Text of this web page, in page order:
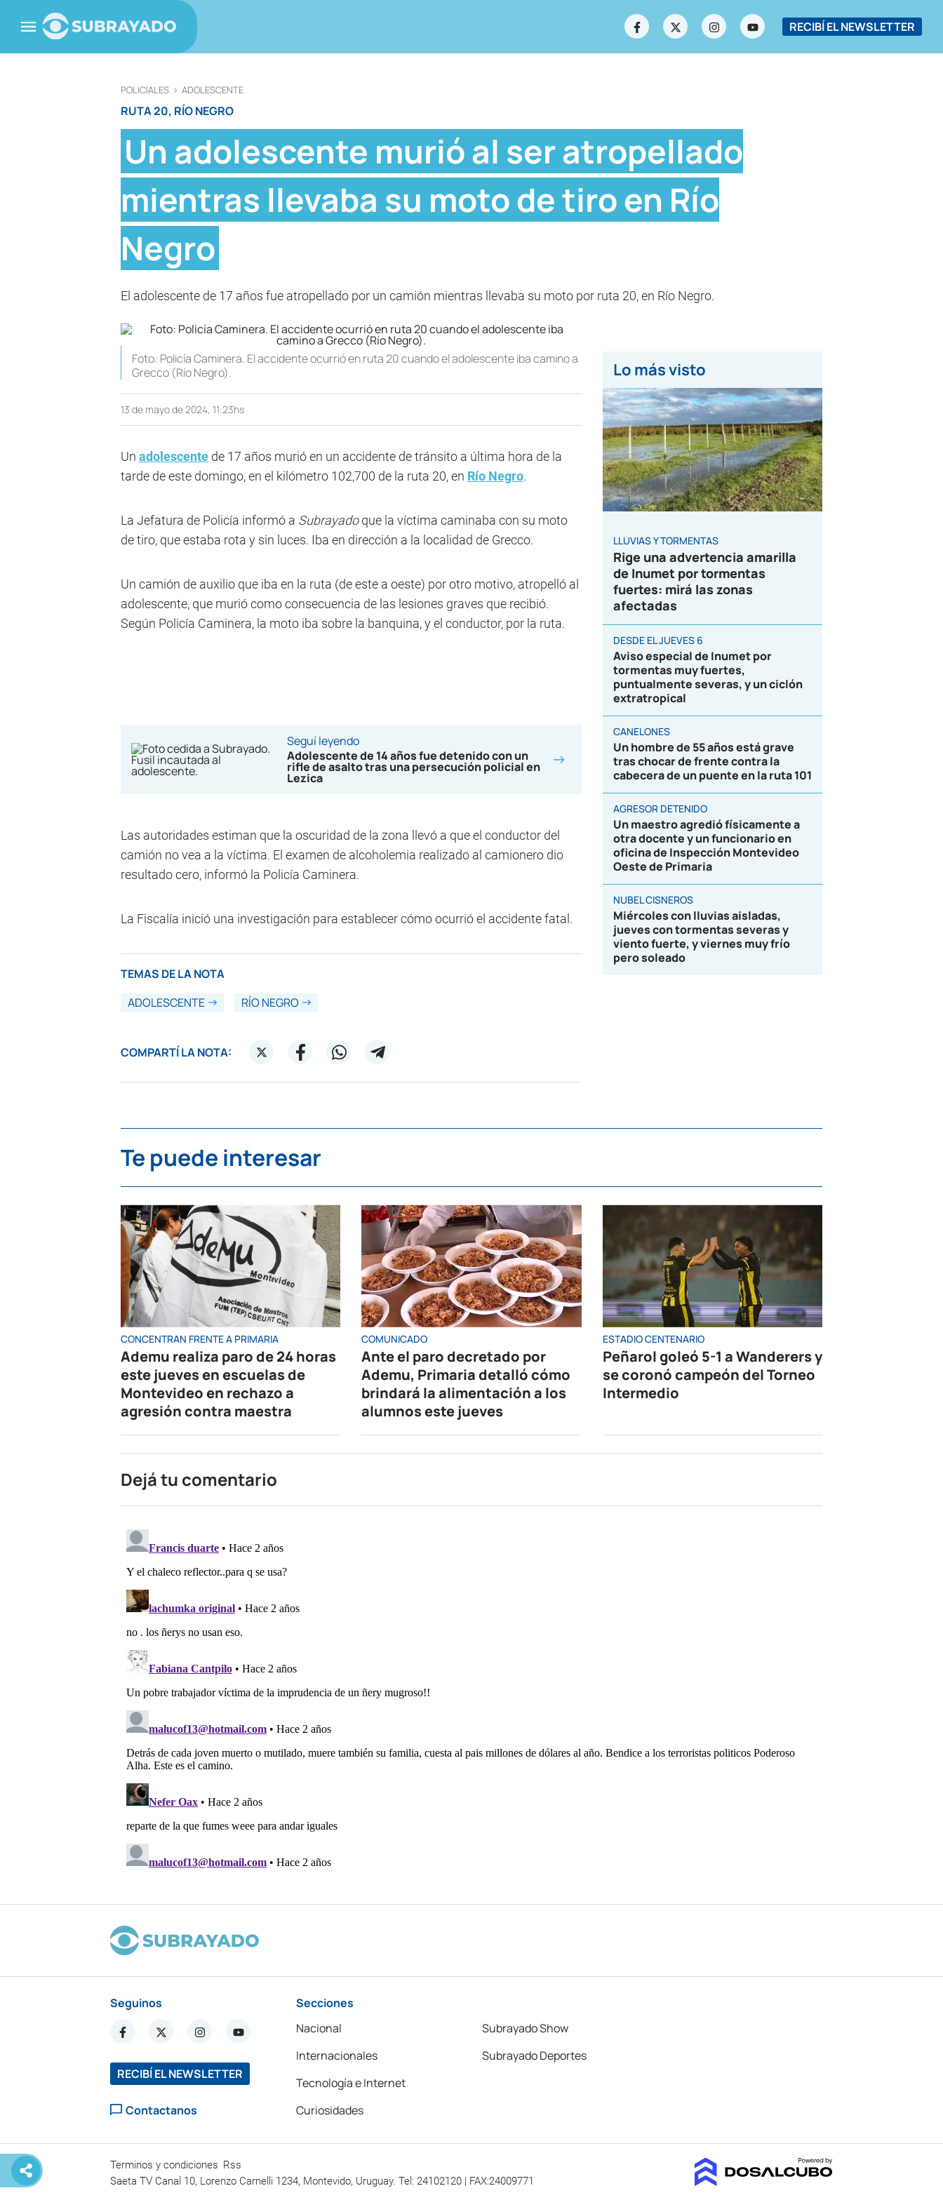
RECIBÍ EL NEWSLETTER
POLICIALES > ADOLESCENTE
RUTA 20, RÍO NEGRO
Un adolescente murió al ser atropellado
mientras llevaba su moto de tiro en Río
Negro
El adolescente de 17 años fue atropellado por un camión mientras llevaba su moto por ruta 20, en Río Negro.
Foto: Policía Caminera. El accidente ocurrió en ruta 20 cuando el adolescente iba camino a
Grecco (Río Negro).
13 de mayo de 2024, 11:23hs
Un adolescente de 17 años murió en un accidente de tránsito a última hora de la
tarde de este domingo, en el kilómetro 102,700 de la ruta 20, en Río Negro.
La Jefatura de Policía informó a Subrayadoque la víctima caminaba con su moto
de tiro, que estaba rota y sin luces. Iba en dirección a la localidad de Grecco.
Un camión de auxilio que iba en la ruta (de este a oeste) por otro motivo, atropelló al
adolescente, que murió como consecuencia de las lesiones graves que recibió.
Según Policía Caminera, la moto iba sobre la banquina, y el conductor, por la ruta.
Seguí leyendo
Adolescente de 14 años fue detenido con un
rifle de asalto tras una persecución policial en
Lezica
Las autoridades estiman que la oscuridad de la zona llevó a que el conductor del
camión no vea a la víctima. El examen de alcoholemia realizado al camionero dio
resultado cero, informó la Policía Caminera.
La Fiscalía inició una investigación para establecer cómo ocurrió el accidente fatal.
TEMAS DE LA NOTA
ADOLESCENTE
RÍO NEGRO
COMPARTÍ LA NOTA:
Lo más visto
LLUVIAS Y TORMENTAS
Rige una advertencia amarilla
de Inumet por tormentas
fuertes: mirá las zonas
afectadas
DESDE EL JUEVES 6
Aviso especial de Inumet por
tormentas muy fuertes,
puntualmente severas, y un ciclón
extratropical
CANELONES
Un hombre de 55 años está grave
tras chocar de frente contra la
cabecera de un puente en la ruta 101
AGRESOR DETENIDO
Un maestro agredió físicamente a
otra docente y un funcionario en
oficina de Inspección Montevideo
Oeste de Primaria
NUBEL CISNEROS
Miércoles con lluvias aisladas,
jueves con tormentas severas y
viento fuerte, y viernes muy frío
pero soleado
Te puede interesar
CONCENTRAN FRENTE A PRIMARIA
Ademu realiza paro de 24 horas
este jueves en escuelas de
Montevideo en rechazo a
agresión contra maestra
COMUNICADO
Ante el paro decretado por
Ademu, Primaria detalló cómo
brindará la alimentación a los
alumnos este jueves
ESTADIO CENTENARIO
Peñarol goleó 5-1 a Wanderers y
se coronó campeón del Torneo
Intermedio
Dejá tu comentario
Seguinos
RECIBÍ EL NEWSLETTER
Contactanos
Secciones
Nacional
Internacionales
Tecnología e Internet
Curiosidades
Subrayado Show
Subrayado Deportes
Terminos y condiciones Rss
Saeta TV Canal 10, Lorenzo Carnelli 1234, Montevido, Uruguay. Tel: 24102120 | FAX:24009771